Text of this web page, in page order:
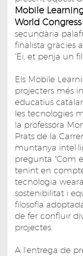
Mobile
World Congress
secundària
finalista gràcies
'Ei, et penja un
Els Mobile
projecters més
educatius
les tecnologies
la professora
Prats de la
muntanya
pregunta "Com
tenint en
tecnologia
sostenibilitat i
filosofia
de fer confluir
projectes.
A l'entrega de